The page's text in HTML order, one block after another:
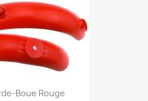
Boue Rouge